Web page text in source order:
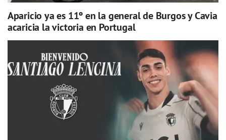
Aparicio ya es 11º en la general de Burgos y Cavia
acaricia la victoria en Portugal